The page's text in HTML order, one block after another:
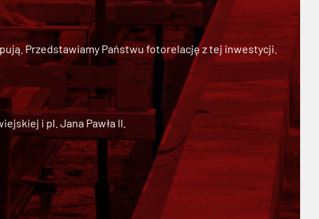
Przedstawiamy Państwu fotorelację z tej inwestycji.
i pl. Jana Pawła II.